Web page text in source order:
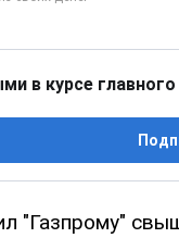
в курсе
"Газпрому"